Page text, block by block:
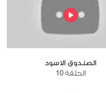
الصندوق الاسود
الحلقة 10